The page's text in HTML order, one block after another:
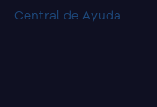
Central de Ayuda